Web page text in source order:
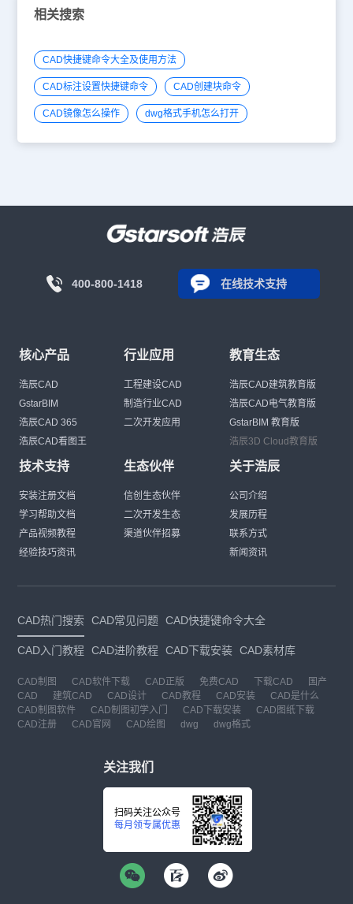
相关搜索
CAD快捷键命令大全及使用方法
CAD标注设置快捷键命令 CAD创建块命令
CAD镜像怎么操作 dwg格式手机怎么打开
400-800-1418 在线技术支持
核心产品
浩辰CAD
GstarBIM
浩辰CAD 365
浩辰CAD看图王
行业应用
工程建设CAD
制造行业CAD
二次开发应用
教育生态
浩辰CAD建筑教育版
浩辰CAD电气教育版
GstarBIM 教育版
浩辰3D Cloud教育版
技术支持
安装注册文档
学习帮助文档
产品视频教程
经验技巧资讯
生态伙伴
信创生态伙伴
二次开发生态
渠道伙伴招募
关于浩辰
公司介绍
发展历程
联系方式
新闻资讯
CAD热门搜索 CAD常见问题 CAD快捷键命令大全
CAD入门教程 CAD进阶教程 CAD下载安装 CAD素材库
CAD制图 CAD软件下载 CAD正版 免费CAD 下载CAD
国产
CAD
建筑CAD CAD设计 CAD教程 CAD安装
CAD是什么
CAD制图软件
CAD制图初学入门 CAD下载安装
CAD图纸下载
CAD注册
CAD官网 CAD绘图 dwg dwg格式
关注我们
扫码关注公众号
每月领专属优惠